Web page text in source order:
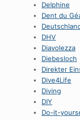
Delphine
Dent du
DHV
Diavolezza
Diebesloch
Direkter
Dive4Life
Diving
DIY
Do-it-